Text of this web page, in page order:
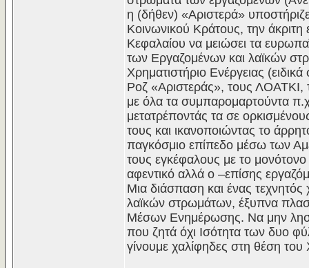
η (δήθεν) «Αριστερά»
Κοινωνικού Κράτους, την άκριτη
Κεφαλαίου να μειώσει τα
των Εργαζομένων και λαϊκών
Χρηματιστήριο Ενέργειας
Ροζ «Αριστεράς», τους ΛΟΑΤΚΙ,
με όλα τα συμπαρομαρτούντα
μετατρέποντάς τα σε
τους και ικανοποιώντας το
παγκόσμιο επίπεδο μέσω των
τους εγκέφαλους με το
αφεντικό αλλά ο –επίσης
Μια διάσπαση και ένας
λαϊκών στρωμάτων, έξυπνα
Μέσων Ενημέρωσης. Να μην
που ζητά όχι Ισότητα των δυο
γίνουμε χαλίφηδες στη θέση